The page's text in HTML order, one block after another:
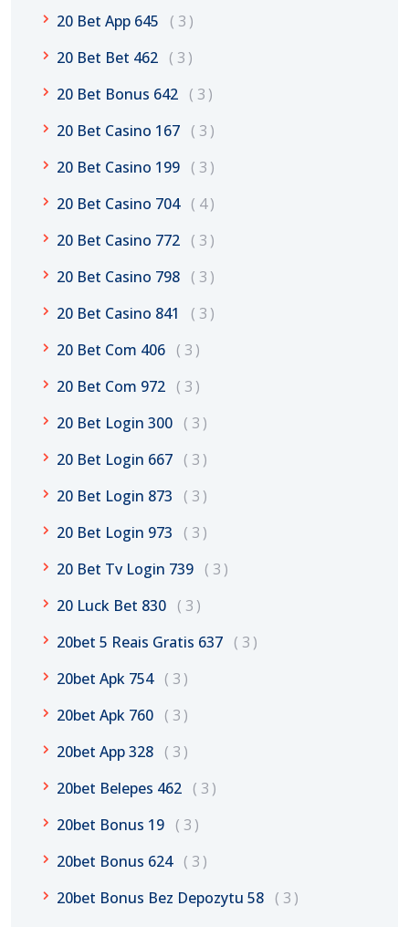
20 Bet App 645
3
20 Bet Bet 462
3
20 Bet Bonus 642
3
20 Bet Casino 167
3
20 Bet Casino 199
3
20 Bet Casino 704
4
20 Bet Casino 772
3
20 Bet Casino 798
3
20 Bet Casino 841
3
20 Bet Com 406
3
20 Bet Com 972
3
20 Bet Login 300
3
20 Bet Login 667
3
20 Bet Login 873
3
20 Bet Login 973
3
20 Bet Tv Login 739
3
20 Luck Bet 830
3
20bet 5 Reais Gratis 637
3
20bet Apk 754
3
20bet Apk 760
3
20bet App 328
3
20bet Belepes 462
3
20bet Bonus 19
3
20bet Bonus 624
3
20bet Bonus Bez Depozytu 58
3